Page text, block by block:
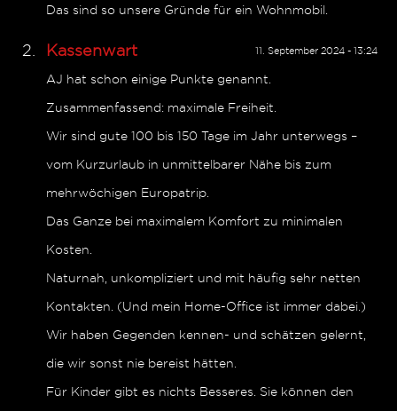
Das sind so unsere Gründe für ein Wohnmobil.
11. September 2024 - 13:24
Kassenwart
AJ hat schon einige Punkte genannt.
Zusammenfassend: maximale Freiheit.
Wir sind gute 100 bis 150 Tage im Jahr unterwegs –
vom Kurzurlaub in unmittelbarer Nähe bis zum
mehrwöchigen Europatrip.
Das Ganze bei maximalem Komfort zu minimalen
Kosten.
Naturnah, unkompliziert und mit häufig sehr netten
Kontakten. (Und mein Home-Office ist immer dabei.)
Wir haben Gegenden kennen- und schätzen gelernt,
die wir sonst nie bereist hätten.
Für Kinder gibt es nichts Besseres. Sie können den